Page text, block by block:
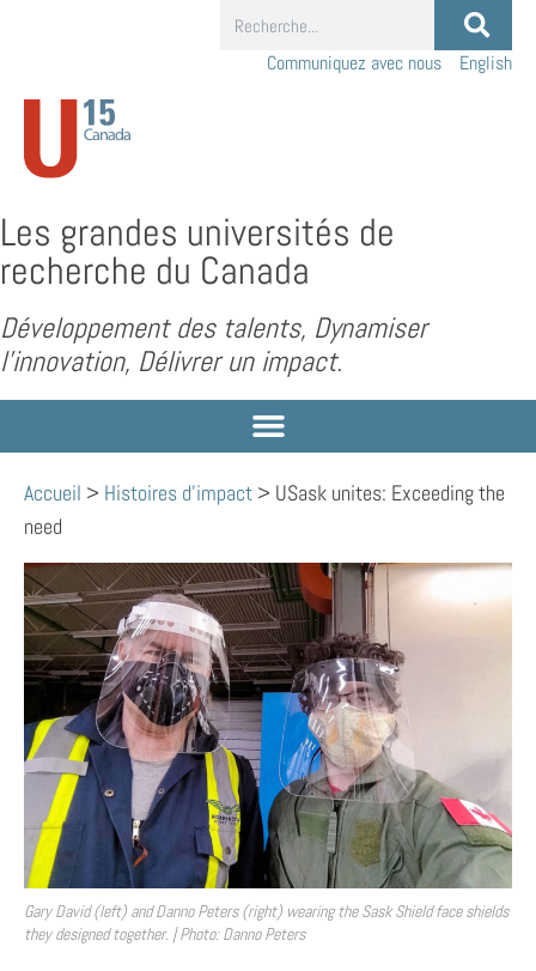
Communiquez avec nous English
Les grandes universités de
recherche du Canada
Développement des talents, Dynamiser
l’innovation, Délivrer un impact.
Accueil > Histoires d'impact > USask unites: Exceeding the
need
Gary David (left) and Danno Peters (right) wearing the Sask Shield face shields
they designed together. | Photo: Danno Peters